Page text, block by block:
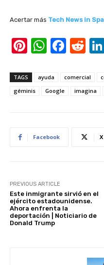
Acertar más Tech News in
Pi
er
e
W
at
s
p
F
c
e
R
d
di
TAGS ayuda comercial
géminis
Google imagina
Facebook X
PREVIOUS ARTICLE
Este inmigrante sirvió en el
ejército estadounidense.
Ahora enfrenta la
deportación | Noticiario de
Donald Trump